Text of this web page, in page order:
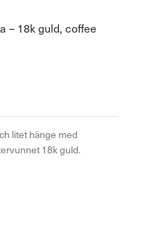
– 18k guld, coffee
litet hänge med
18k guld.